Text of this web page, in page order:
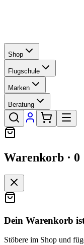
Shop
Flugschule
Marken
Beratung
Warenkorb · 0
Dein Warenkorb
Stöbere im Shop und